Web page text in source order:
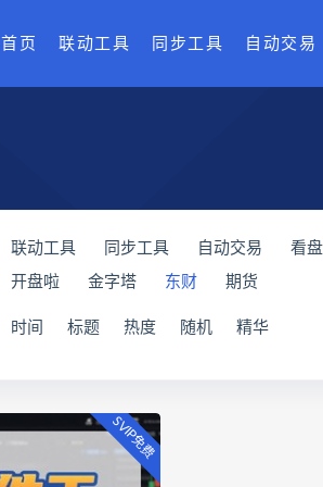
首页 联动工具 同步工具 自动交易
联动工具 同步工具 自动交易 看
开盘啦 金字塔 东财 期货
时间 标题 热度 随机 精华
SVIP免费